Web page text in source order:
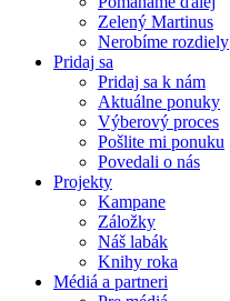
Zelený Martinus
Nerobíme rozdiely
Pridaj sa
Pridaj sa k nám
Aktuálne ponuky
Výberový proces
Pošlite mi ponuku
Povedali o nás
Projekty
Kampane
Záložky
Náš labák
Knihy roka
Médiá a partneri